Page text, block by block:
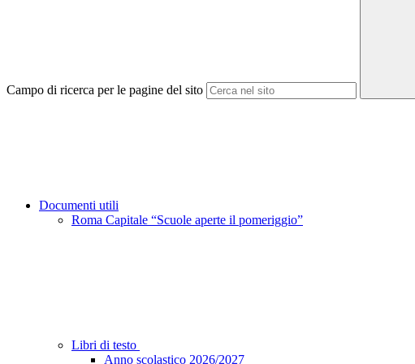
Campo di ricerca per le pagine del sito
Documenti utili
Roma Capitale “Scuole aperte il pomeriggio”
Libri di testo
Anno scolastico 2026/2027